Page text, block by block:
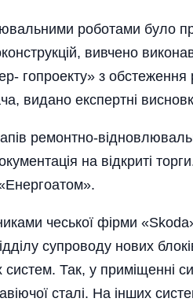
роботами було
вивчено
го­проекту» з
видано експертні
ремонтно-
на від­кри­ті
чеської фірми
супроводу нових
Так, у приміщенні
сталі. На ін­ших